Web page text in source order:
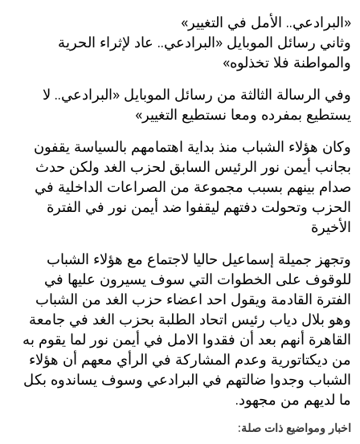
«البرادعي.. الأمل في التغيير»
وثاني رسائل الموبايل «البرادعي.. عاد لإثراء الحرية
والمواطنة فلا تخذلوه»
وفي الرسالة الثالثة من رسائل الموبايل «البرادعي.. لا
يستطيع بمفرده ومعا نستطيع التغيير»
وكان هؤلاء الشباب منذ بداية اهتمامهم بالسياسة يقفون
بجانب أيمن نور الرئيس السابق لحزب الغد ولكن حدث
صدام بينهم بسبب مجموعة من الصراعات الداخلية في
الحزب وتحولت دفتهم ليقفوا ضد أيمن نور في الفترة
الأخيرة
وتجهز جميلة إسماعيل حاليا لاجتماع مع هؤلاء الشباب
للوقوف على الخطوات التي سوف يسيرون عليها في
الفترة القادمة ويقول احد اعضاء حزب الغد من الشباب
وهو بلال دياب رئيس اتحاد الطلبة بحزب الغد في جامعة
القاهرة أنهم بعد أن فقدوا الامل في أيمن نور لما يقوم به
من ديكتاتورية وعدم المشاركة في الرأي معهم أن هؤلاء
الشباب وجدوا ضالتهم في البرادعي وسوف يساندوه بكل
ما لديهم من مجهود.
اخبار ومواضيع ذات صلة: